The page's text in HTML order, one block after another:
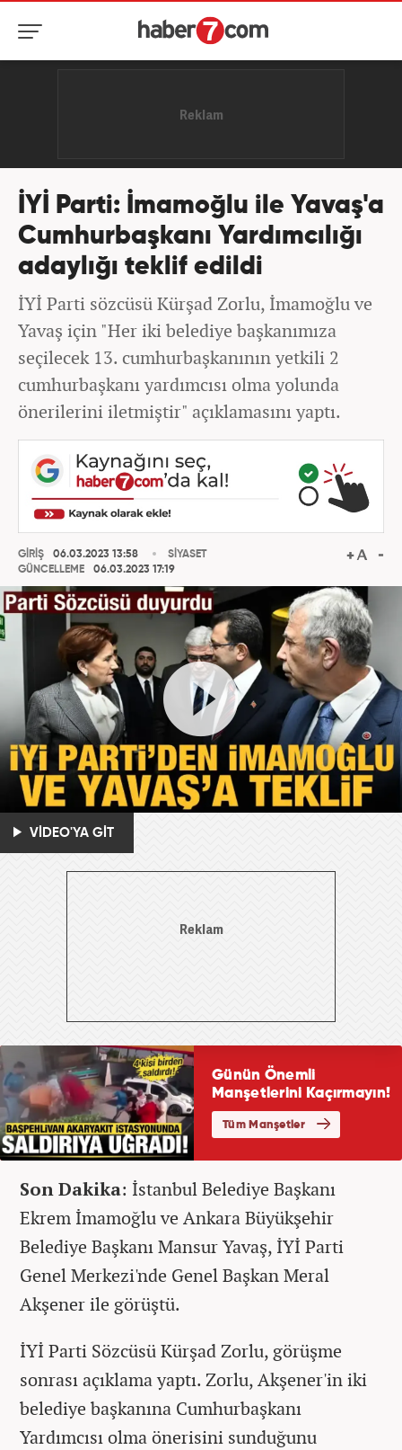
İYİ Parti: İmamoğlu ile Yavaş'a
Cumhurbaşkanı Yardımcılığı
adaylığı teklif edildi
İYİ Parti sözcüsü Kürşad Zorlu, İmamoğlu ve
Yavaş için "Her iki belediye başkanımıza
seçilecek 13. cumhurbaşkanının yetkili 2
cumhurbaşkanı yardımcısı olma yolunda
önerilerini iletmiştir" açıklamasını yaptı.
GİRİŞ
06.03.2023 13:58
GÜNCELLEME
06.03.2023 17:19
SİYASET
VİDEO'YA GİT
Son Dakika: İstanbul Belediye Başkanı
Ekrem İmamoğlu ve Ankara Büyükşehir
Belediye Başkanı Mansur Yavaş, İYİ Parti
Genel Merkezi'nde Genel Başkan Meral
Akşener ile görüştü.
İYİ Parti Sözcüsü Kürşad Zorlu, görüşme
sonrası açıklama yaptı. Zorlu, Akşener'in iki
belediye başkanına Cumhurbaşkanı
Yardımcısı olma önerisini sunduğunu